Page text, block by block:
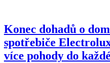
Konec dohadů o
spotřebiče
více pohody do